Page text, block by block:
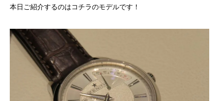
本日ご紹介するのはコチラのモデルです！